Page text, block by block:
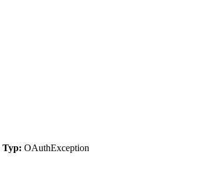
Typ: OAuthException